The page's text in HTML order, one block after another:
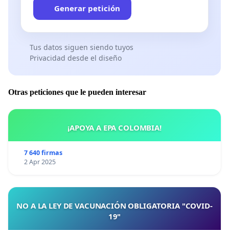
Generar petición
Tus datos siguen siendo tuyos
Privacidad desde el diseño
Otras peticiones que le pueden interesar
¡APOYA A EPA COLOMBIA!
7 640 firmas
2 Apr 2025
NO A LA LEY DE VACUNACIÓN OBLIGATORIA "COVID-
19"